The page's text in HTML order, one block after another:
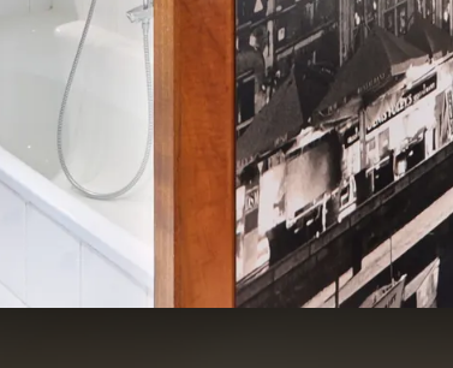
gegen einen Aufpreis von 20 € pro Nacht erlaubt.
30 € pro Nacht (je nach Verfügbarkeit).
auf der Standard-Waldseite (je nach Verfügbarkeit)
Toilette
Kaffee- und Teezubereitungsmöglichkeiten